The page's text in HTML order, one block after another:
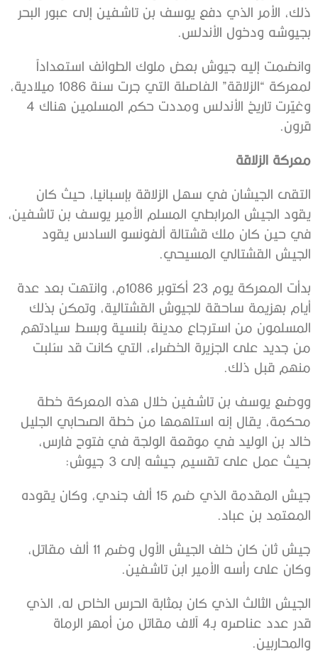
ذلك، الأمر الذي دفع يوسف بن تاشفين إلى عبور البحر
بجيوشه ودخول الأندلس.
وانضمت إليه جيوش بعض ملوك الطوائف استعداداً
لمعركة “الزلاقة” الفاصلة التي جرت سنة 1086 ميلادية،
وغيّرت تاريخ الأندلس ومددت حكم المسلمين هناك 4
قرون.
معركة الزلاقة
التقى الجيشان في سهل الزلاقة بإسبانيا، حيث كان
يقود الجيش المرابطي المسلم الأمير يوسف بن تاشفين،
في حين كان ملك قشتالة ألفونسو السادس يقود
الجيش القشتالي المسيحي.
بدأت المعركة يوم 23 أكتوبر 1086م، وانتهت بعد عدة
أيام بهزيمة ساحقة للجيوش القشتالية، وتمكن بذلك
المسلمون من استرجاع مدينة بلنسية وبسط سيادتهم
من جديد على الجزيرة الخضراء، التي كانت قد سُلبت
منهم قبل ذلك.
ووضع يوسف بن تاشفين خلال هذه المعركة خطة
محكمة، يقال إنه استلهمها من خطة الصحابي الجليل
خالد بن الوليد في موقعة الولجة في فتوح فارس،
بحيث عمل على تقسيم جيشه إلى 3 جيوش:
جيش المقدمة الذي ضم 15 ألف جندي، وكان يقوده
المعتمد بن عباد.
جيش ثان كان خلف الجيش الأول وضم 11 ألف مقاتل،
وكان على رأسه الأمير ابن تاشفين.
الجيش الثالث الذي كان بمثابة الحرس الخاص له، الذي
قدر عدد عناصره بـ4 آلاف مقاتل من أمهر الرماة
والمحاربين.